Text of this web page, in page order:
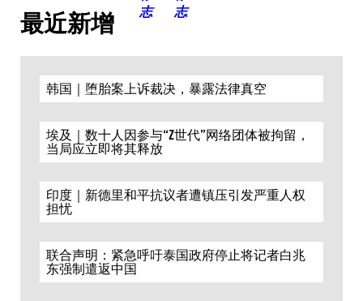
最近新增
韩国｜堕胎案上诉裁决，暴露法律真空
埃及｜数十人因参与“Z世代”网络团体被拘留，
当局应立即将其释放
印度｜新德里和平抗议者遭镇压引发严重人权
担忧
联合声明：紧急呼吁泰国政府停止将记者白兆
东强制遣返中国